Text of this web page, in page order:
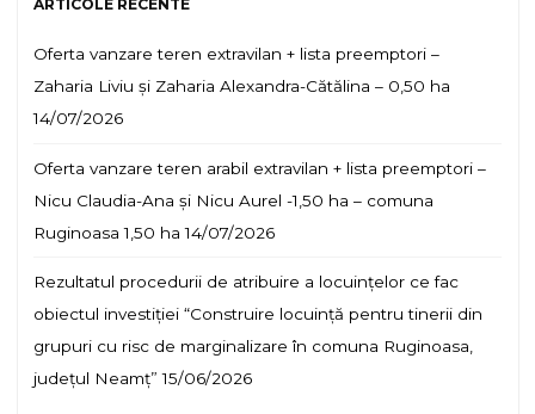
ARTICOLE RECENTE
Oferta vanzare teren extravilan + lista preemptori –
Zaharia Liviu și Zaharia Alexandra-Cătălina – 0,50 ha
14/07/2026
Oferta vanzare teren arabil extravilan + lista preemptori –
Nicu Claudia-Ana și Nicu Aurel -1,50 ha – comuna
Ruginoasa 1,50 ha 14/07/2026
Rezultatul procedurii de atribuire a locuințelor ce fac
obiectul investiției “Construire locuință pentru tinerii din
grupuri cu risc de marginalizare în comuna Ruginoasa,
județul Neamț” 15/06/2026